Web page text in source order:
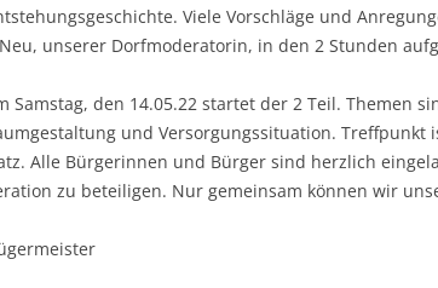
Viele Vorschläge und
unserer Dorfmoderatorin, in den 2 Stunden
Samstag, den 14.05.22 startet der 2 Teil. Themen
und Versorgungssituation. Treffpunkt
Alle Bürgerinnen und Bürger sind herzlich
zu beteiligen. Nur gemeinsam können wir